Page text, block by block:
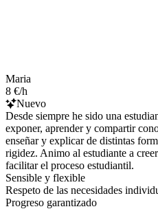
Maria
8 €/h
Nuevo
Desde siempre he sido una
exponer, aprender y compartir
enseñar y explicar de distintas
rigidez. Animo al estudiante a
facilitar el proceso estudiantil.
Sensible y flexible
Respeto de las necesidades
Progreso garantizado